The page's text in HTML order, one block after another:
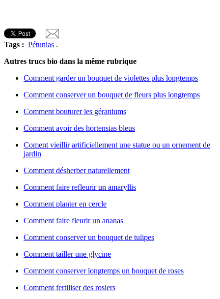
Tags : Pétunias .
Autres trucs bio dans la même rubrique
Comment garder un bouquet de violettes plus longtemps
Comment conserver un bouquet de fleurs plus longtemps
Comment bouturer les géraniums
Comment avoir des hortensias bleus
Coment vieillir artificiellement une statue ou un ornement de
jardin
Comment désherber naturellement
Comment faire refleurir un amaryllis
Comment planter en cercle
Comment faire fleurir un ananas
Comment conserver un bouquet de tulipes
Comment tailler une glycine
Comment conserver longtemps un bouquet de roses
Comment fertiliser des rosiers